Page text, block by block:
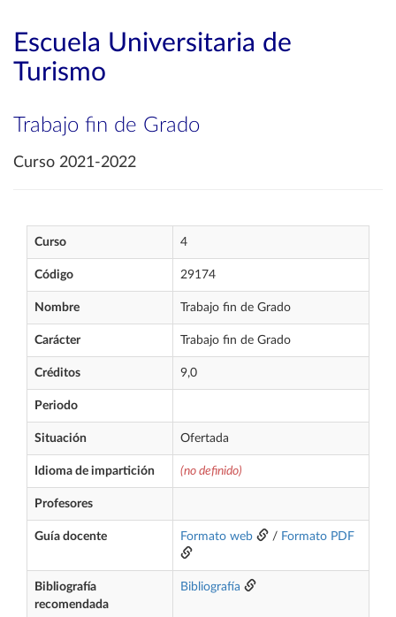
Escuela Universitaria de
Turismo
Trabajo fin de Grado
Curso 2021-2022
Curso 4
Código 29174
Nombre Trabajo fin de Grado
Carácter Trabajo fin de Grado
Créditos 9,0
Periodo
Situación Ofertada
Idioma de impartición (no definido)
Profesores
Guía docente Formato web / Formato PDF
Bibliografía
recomendada
Bibliografía